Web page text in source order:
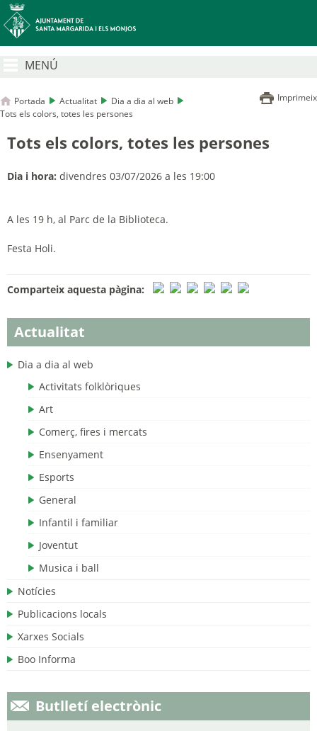
MENÚ
Portada Actualitat
Dia a dia al web
Tots els colors, totes les persones
Imprimeix
Actualitat
Dia a dia al web
Activitats folklòriques
Art
Comerç, fires i mercats
Ensenyament
Esports
General
Infantil i familiar
Joventut
Musica i ball
Notícies
Publicacions locals
Xarxes Socials
Boo Informa
Butlletí electrònic
Tots els colors, totes les persones
Dia i hora: divendres 03/07/2026 a les 19:00
A les 19 h, al Parc de la Biblioteca.
Festa Holi.
Comparteix aquesta pàgina: